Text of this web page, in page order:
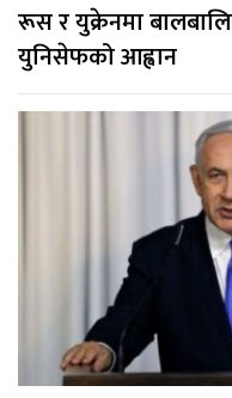
रूस र युक्रेनमा
युनिसेफको आह्वान